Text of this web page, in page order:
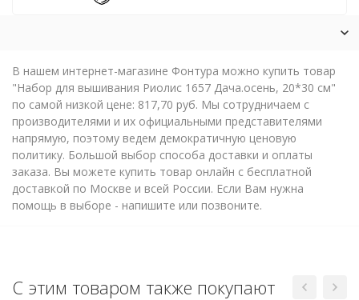
В нашем интернет-магазине Фонтура можно купить товар
"Набор для вышивания Риолис 1657 Дача.осень, 20*30 см"
по самой низкой цене: 817,70 руб. Мы сотрудничаем с
производителями и их официальными представителями
напрямую, поэтому ведем демократичную ценовую
политику. Большой выбор способа доставки и оплаты
заказа. Вы можете купить товар онлайн с бесплатной
доставкой по Москве и всей России. Если Вам нужна
помощь в выборе - напишите или позвоните.
С этим товаром также покупают